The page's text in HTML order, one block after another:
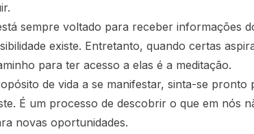
sempre voltado para receber informações
existe. Entretanto, quando certas
para ter acesso a elas é a meditação.
de vida a se manifestar, sinta-se pronto
É um processo de descobrir o que em nós
novas oportunidades.